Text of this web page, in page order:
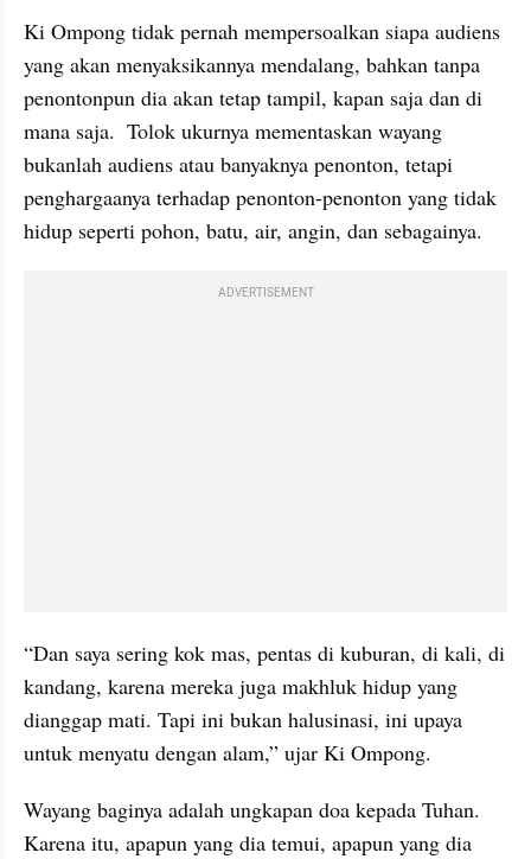
Ki Ompong tidak pernah mempersoalkan siapa audiens
yang akan menyaksikannya mendalang, bahkan tanpa
penontonpun dia akan tetap tampil, kapan saja dan di
mana saja.  Tolok ukurnya mementaskan wayang
bukanlah audiens atau banyaknya penonton, tetapi
penghargaanya terhadap penonton-penonton yang tidak
hidup seperti pohon, batu, air, angin, dan sebagainya.
ADVERTISEMENT
“Dan saya sering kok mas, pentas di kuburan, di kali, di
kandang, karena mereka juga makhluk hidup yang
dianggap mati. Tapi ini bukan halusinasi, ini upaya
untuk menyatu dengan alam,” ujar Ki Ompong.
Wayang baginya adalah ungkapan doa kepada Tuhan.
Karena itu, apapun yang dia temui, apapun yang dia